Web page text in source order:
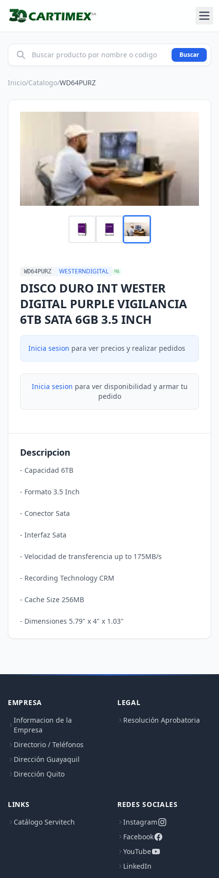
Buscar
Inicio/Catalogo/WD64PURZ
WD64PURZ WESTERNDIGITAL MA
DISCO DURO INT WESTER
DIGITAL PURPLE VIGILANCIA
6TB SATA 6GB 3.5 INCH
Inicia sesion para ver precios y realizar pedidos
Inicia sesion para ver disponibilidad y armar tu
pedido
Descripcion
- Capacidad 6TB
- Formato 3.5 Inch
- Conector Sata
- Interfaz Sata
- Velocidad de transferencia up to 175MB/s
- Recording Technology CRM
- Cache Size 256MB
EMPRESA
Informacion de la
Empresa
Directorio / Teléfonos
Dirección Guayaquil
Dirección Quito
LEGAL
Resolución Aprobatoria
LINKS
Catálogo Servitech
REDES SOCIALES
Instagram
Facebook
YouTube
LinkedIn